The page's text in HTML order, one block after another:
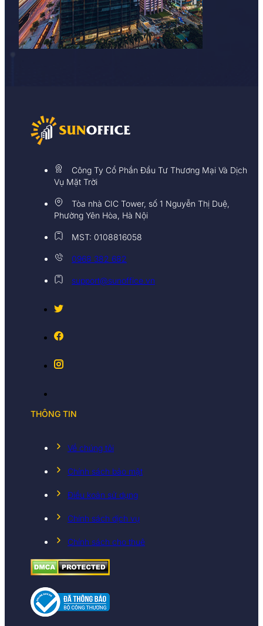
Công Ty Cổ Phần Đầu Tư Thương Mại Và Dịch
Vụ Mặt Trời
Tòa nhà CIC Tower, số 1 Nguyễn Thị Duệ,
Phường Yên Hòa, Hà Nội
MST: 0108816058
0968 382 682
support@sunoffice.vn
THÔNG TIN
Về chúng tôi
Chính sách bảo mật
Điều koản sử dụng
Chính sách dịch vụ
Chính sách cho thuê